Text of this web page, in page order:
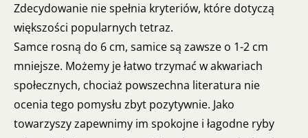
Zdecydowanie nie spełnia kryteriów, które dotyczą
większości popularnych tetraz.
Samce rosną do 6 cm, samice są zawsze o 1-2 cm
mniejsze. Możemy je łatwo trzymać w akwariach
społecznych, chociaż powszechna literatura nie
ocenia tego pomysłu zbyt pozytywnie. Jako
towarzyszy zapewnimy im spokojne i łagodne ryby